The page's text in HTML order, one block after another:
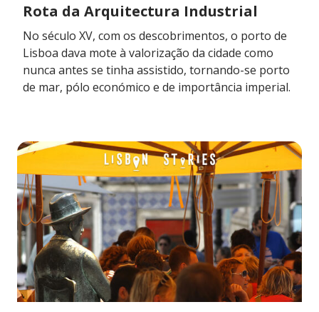
Rota da Arquitectura Industrial
No século XV, com os descobrimentos, o porto de
Lisboa dava mote à valorização da cidade como
nunca antes se tinha assistido, tornando-se porto
de mar, pólo económico e de importância imperial.